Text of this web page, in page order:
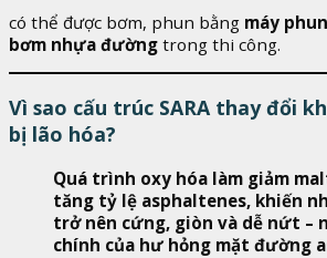
có thể được bơm, phun bằng máy
bơm nhựa đường trong thi công.
Vì sao cấu trúc SARA thay đổi
bị lão hóa?
Quá trình oxy hóa làm giảm
tăng tỷ lệ asphaltenes, khiến
trở nên cứng, giòn và dễ nứt –
chính của hư hỏng mặt đường